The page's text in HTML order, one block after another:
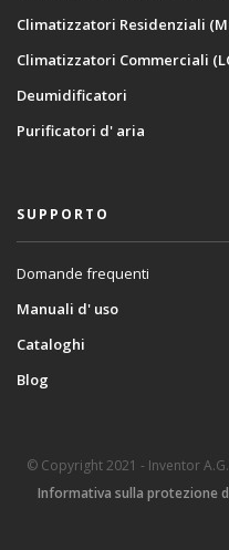
Climatizzatori Residenziali
Climatizzatori Commerciali
Deumidificatori
Purificatori d' aria
SUPPORTO
Domande frequenti
Manuali d' uso
Cataloghi
Blog
© Copyright 2021 - Inventor A.G.
Informativa sulla protezione